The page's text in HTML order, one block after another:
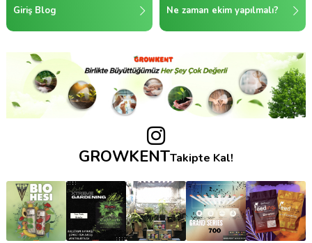
Giriş Blog Ne zaman ekim yapılmalı?
GROWKENTTakipte Kal!